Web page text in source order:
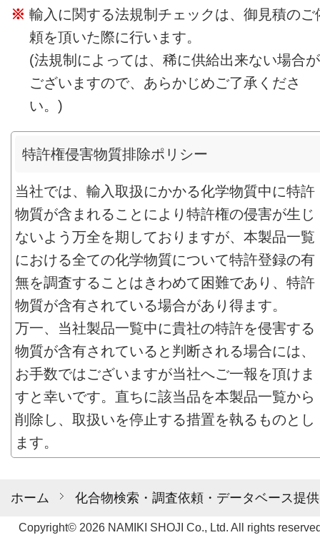
ホーム 化合物検索・調査依頼・データベース提供
輸入に関する法規制チェックは、御見積のご
頼を頂いた際に行います。
(法規制によっては、稀に供給出来ない場合が
ございますので、あらかじめご了承くださ
い。)
特許権侵害物質排除ポリシー
当社では、輸入取扱にかかる化学物質中に特許
物質が含まれることにより特許権の侵害が生じ
ないよう万全を期しておりますが、本製品一覧
における全ての化学物質について特許登録の有
無を調査することはきわめて困難であり、特許
物質が含有されている場合があり得ます。
万一、当社製品一覧中に貴社の特許を侵害する
物質が含有されていると判断される場合には、
お手数ではございますが当社へご一報を頂けま
すと幸いです。直ちに該当品を本製品一覧から
削除し、取扱いを停止する措置を執るものとし
ます。
Copyright© 2026 NAMIKI SHOJI Co., Ltd. All rights